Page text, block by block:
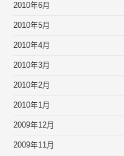
2010年6月
2010年5月
2010年4月
2010年3月
2010年2月
2010年1月
2009年12月
2009年11月